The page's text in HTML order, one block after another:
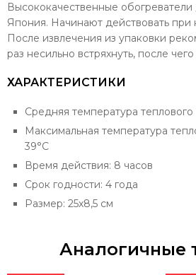
Высококачественные обогреватели
Япония. Начинают действовать при
После извлечения из упаковки
раз несильно встряхнуть, после
ХАРАКТЕРИСТИКИ
Средняя температура теплового
Максимальная температура
39°С
Время действия: 8 часов
Срок годности: 4 года
Размер: 25х8,5 см
Аналогичные